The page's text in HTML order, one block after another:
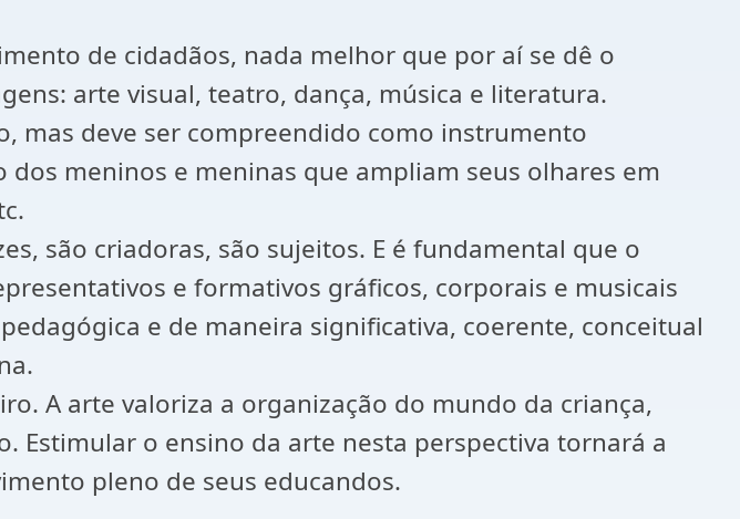
de cidadãos, nada melhor que por aí se dê o
arte visual, teatro, dança, música e literatura.
mas deve ser compreendido como instrumento
meninos e meninas que ampliam seus olhares em
são criadoras, são sujeitos. E é fundamental que o
e formativos gráficos, corporais e musicais
e de maneira significativa, coerente, conceitual
A arte valoriza a organização do mundo da criança,
Estimular o ensino da arte nesta perspectiva tornará a
pleno de seus educandos.